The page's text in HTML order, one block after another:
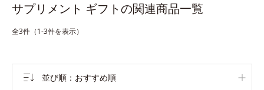
サプリメント ギフトの関連商品一覧
全3件（1-3件を表示）
並び順 おすすめ順